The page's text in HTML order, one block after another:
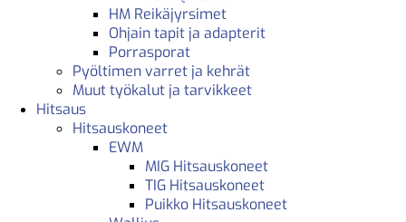
HM Reikäjyrsimet
Ohjain tapit ja adapterit
Porrasporat
Pyöltimen varret ja kehrät
Muut työkalut ja tarvikkeet
Hitsaus
Hitsauskoneet
EWM
MIG Hitsauskoneet
TIG Hitsauskoneet
Puikko Hitsauskoneet